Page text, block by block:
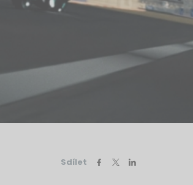
Sdílet